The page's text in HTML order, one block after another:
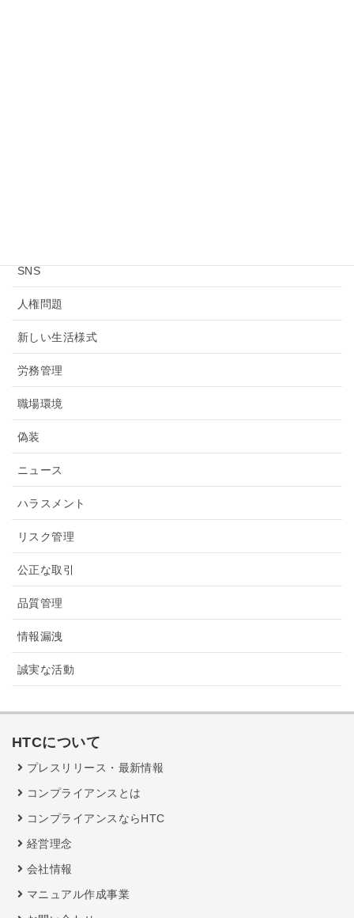
SNS
人権問題
新しい生活様式
労務管理
職場環境
偽装
ニュース
ハラスメント
リスク管理
公正な取引
品質管理
情報漏洩
誠実な活動
HTCについて
プレスリリース・最新情報
コンプライアンスとは
コンプライアンスならHTC
経営理念
会社情報
マニュアル作成事業